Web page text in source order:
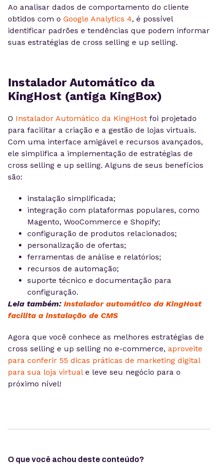
Ao analisar dados de comportamento do cliente
obtidos com o Google Analytics 4, é possível
identificar padrões e tendências que podem informar
suas estratégias de cross selling e up selling.
Instalador Automático da
KingHost (antiga KingBox)
O Instalador Automático da KingHost foi projetado
para facilitar a criação e a gestão de lojas virtuais.
Com uma interface amigável e recursos avançados,
ele simplifica a implementação de estratégias de
cross selling e up selling. Alguns de seus benefícios
são:
instalação simplificada;
integração com plataformas populares, como
Magento, WooCommerce e Shopify;
configuração de produtos relacionados;
personalização de ofertas;
ferramentas de análise e relatórios;
recursos de automação;
suporte técnico e documentação para
configuração.
Leia também: Instalador automático da KingHost
facilita a instalação de CMS
Agora que você conhece as melhores estratégias de
cross selling e up selling no e-commerce, aproveite
para conferir 55 dicas práticas de marketing digital
para sua loja virtuale leve seu negócio para o
próximo nível!
O que você achou deste conteúdo?